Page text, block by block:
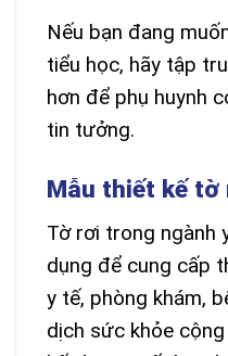
Nếu bạn đang
tiểu học, hãy tập
hơn để phụ huynh
tin tưởng.
Mẫu thiết kế tờ
Tờ rơi trong
dụng để cung cấp
y tế, phòng khám,
dịch sức khỏe